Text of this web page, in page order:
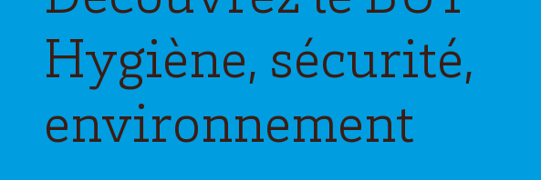
Hygiène, sécurité,
environnement